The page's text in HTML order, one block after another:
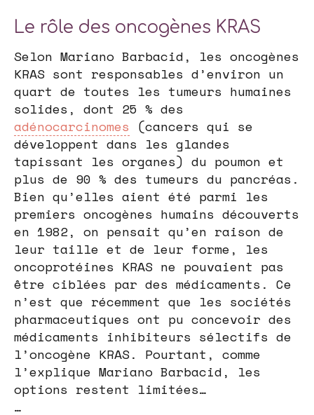
Le rôle des oncogènes KRAS
Selon Mariano Barbacid, les oncogènes
KRAS sont responsables d’environ un
quart de toutes les tumeurs humaines
solides, dont 25 % des
adénocarcinomes (cancers qui se
développent dans les glandes
tapissant les organes) du poumon et
plus de 90 % des tumeurs du pancréas.
Bien qu’elles aient été parmi les
premiers oncogènes humains découverts
en 1982, on pensait qu’en raison de
leur taille et de leur forme, les
oncoprotéines KRAS ne pouvaient pas
être ciblées par des médicaments. Ce
n’est que récemment que les sociétés
pharmaceutiques ont pu concevoir des
médicaments inhibiteurs sélectifs de
l’oncogène KRAS. Pourtant, comme
l’explique Mariano Barbacid, les
options restent limitées…
…